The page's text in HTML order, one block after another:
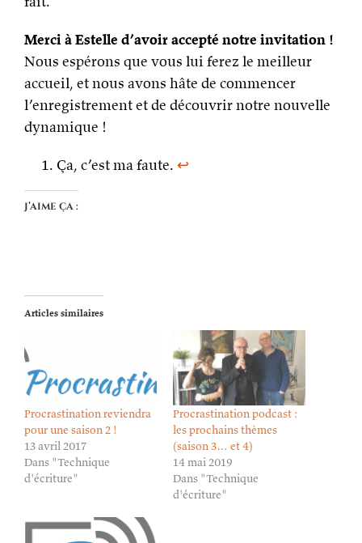
Merci à Estelle d’avoir accepté notre invitation !
Nous espérons que vous lui ferez le meilleur
accueil, et nous avons hâte de commencer
l’enregistrement et de découvrir notre nouvelle
dynamique !
Ça, c’est ma faute. ↩
J’aime ça :
Articles similaires
Procrastination reviendra
pour une saison 2 !
13 avril 2017
Dans "Technique
d'écriture"
Procrastination podcast :
les prochains thèmes
(saison 3… et 4)
14 mai 2019
Dans "Technique
d'écriture"